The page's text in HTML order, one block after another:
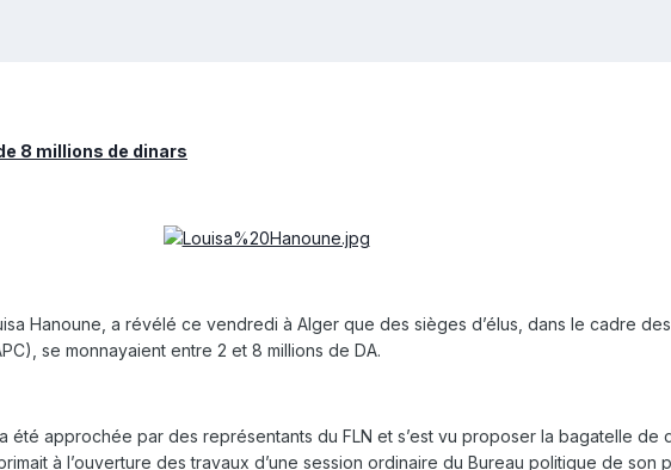
8 millions de dinars
Hanoune, a révélé ce vendredi à Alger que des sièges d’élus, dans le cadre
se monnayaient entre 2 et 8 millions de DA.
été approchée par des représentants du FLN et s’est vu proposer la bagatelle de
à l’ouverture des travaux d’une session ordinaire du Bureau politique de son